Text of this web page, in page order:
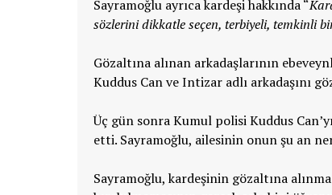
Sayramoğlu ayrıca kardeşi hakkında “
sözlerini dikkatle seçen, terbiyeli, temkinli
Gözaltına alınan arkadaşlarının
Kuddus Can ve Intizar adlı arkadaşını
Üç gün sonra Kumul polisi Kuddus
etti. Sayramoğlu, ailesinin onun şu an
Sayramoğlu, kardeşinin gözaltına